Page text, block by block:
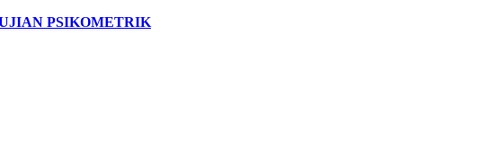
PSIKOMETRIK